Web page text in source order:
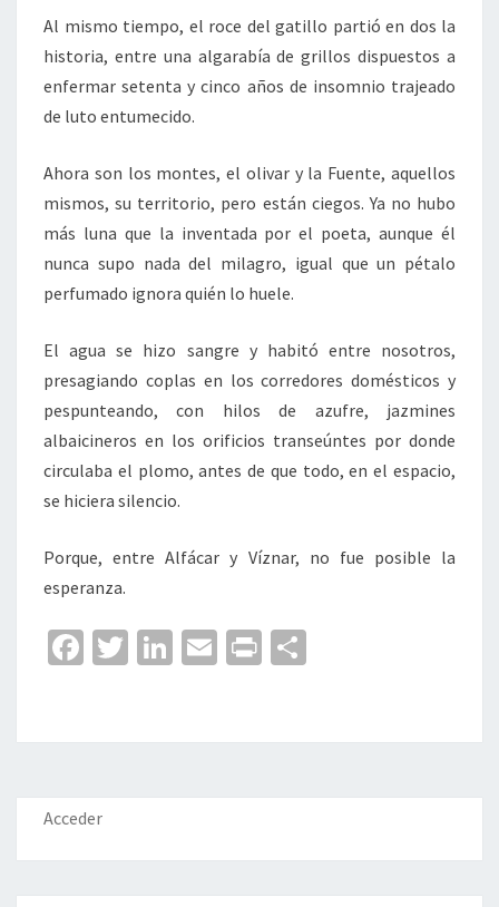
Al mismo tiempo, el roce del gatillo partió en dos la
historia, entre una algarabía de grillos dispuestos a
enfermar setenta y cinco años de insomnio trajeado
de luto entumecido.
Ahora son los montes, el olivar y la Fuente, aquellos
mismos, su territorio, pero están ciegos. Ya no hubo
más luna que la inventada por el poeta, aunque él
nunca supo nada del milagro, igual que un pétalo
perfumado ignora quién lo huele.
El agua se hizo sangre y habitó entre nosotros,
presagiando coplas en los corredores domésticos y
pespunteando, con hilos de azufre, jazmines
albaicineros en los orificios transeúntes por donde
circulaba el plomo, antes de que todo, en el espacio,
se hiciera silencio.
Porque, entre Alfácar y Víznar, no fue posible la
esperanza.
Fa
o
o
k
T
er
Li
dI
n
E
l
Pr
p
ar
Acceder